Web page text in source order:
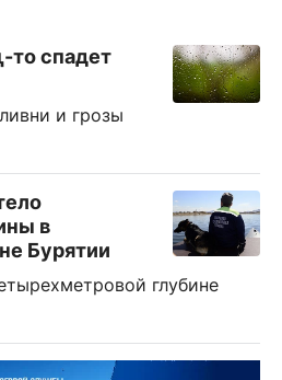
то спадет
и грозы
в
Бурятии
глубине